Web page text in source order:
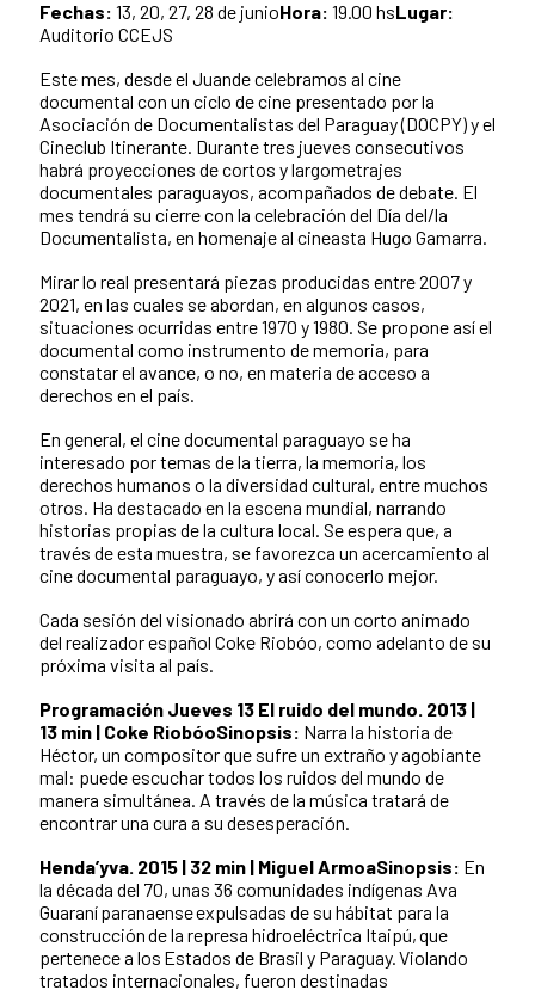
Fechas: 13, 20, 27, 28 de junioHora: 19.00 hsLugar:
Auditorio CCEJS
Este mes, desde el Juande celebramos al cine
documental con un ciclo de cine presentado por la
Asociación de Documentalistas del Paraguay (DOCPY) y el
Cineclub Itinerante. Durante tres jueves consecutivos
habrá proyecciones de cortos y largometrajes
documentales paraguayos, acompañados de debate. El
mes tendrá su cierre con la celebración del Día del/la
Documentalista, en homenaje al cineasta Hugo Gamarra.
Mirar lo real presentará piezas producidas entre 2007 y
2021, en las cuales se abordan, en algunos casos,
situaciones ocurridas entre 1970 y 1980. Se propone así el
documental como instrumento de memoria, para
constatar el avance, o no, en materia de acceso a
derechos en el país.
En general, el cine documental paraguayo se ha
interesado por temas de la tierra, la memoria, los
derechos humanos o la diversidad cultural, entre muchos
otros. Ha destacado en la escena mundial, narrando
historias propias de la cultura local. Se espera que, a
través de esta muestra, se favorezca un acercamiento al
cine documental paraguayo, y así conocerlo mejor.
Cada sesión del visionado abrirá con un corto animado
del realizador español Coke Riobóo, como adelanto de su
próxima visita al país.
Programación Jueves 13 El ruido del mundo. 2013 |
13 min | Coke RiobóoSinopsis: Narra la historia de
Héctor, un compositor que sufre un extraño y agobiante
mal: puede escuchar todos los ruidos del mundo de
manera simultánea. A través de la música tratará de
encontrar una cura a su desesperación.
Henda’yva. 2015 | 32 min | Miguel ArmoaSinopsis: En
la década del 70, unas 36 comunidades indígenas Ava
Guaraní paranaense expulsadas de su hábitat para la
construcción de la represa hidroeléctrica Itaipú, que
pertenece a los Estados de Brasil y Paraguay. Violando
tratados internacionales, fueron destinadas